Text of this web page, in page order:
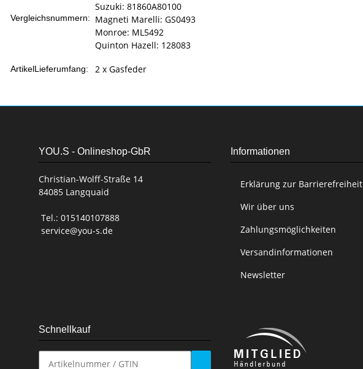
Vergleichsnummern:
Suzuki: 81860A80100
Magneti Marelli: GS0493
Monroe: ML5492
Quinton Hazell: 128083
ArtikelLieferumfang: 2 x Gasfeder
YOU.S - Onlineshop-GbR
Christian-Wolff-Straße 14
84085 Langquaid
Tel.: 015140107888
service@you-s.de
Informationen
Erklärung zur Barrierefreiheit
Wir über uns
Zahlungsmöglichkeiten
Versandinformationen
Newsletter
Schnellkauf